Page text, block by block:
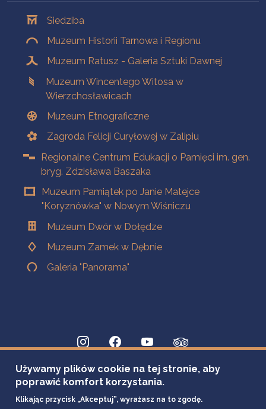
Siedziba
Muzeum Historii Tarnowa i Regionu
Muzeum Ratusz - Galeria Sztuki Dawnej
Muzeum Wincentego Witosa w
Wierzchosławicach
Muzeum Etnograficzne
Zagroda Felicji Curyłowej w Zalipiu
Regionalne Centrum Edukacji o Pamięci im. gen.
bryg. Zdzisława Baszaka
Muzeum Pamiątek po Janie Matejce
"Koryznówka" w Nowym Wiśniczu
Muzeum Dwór w Dołędze
Muzeum Zamek w Dębnie
Galeria "Panorama"
Używamy plików cookie na tej stronie, aby
poprawić komfort korzystania.
Klikając przycisk „Akceptuj”, wyrażasz na to zgodę.